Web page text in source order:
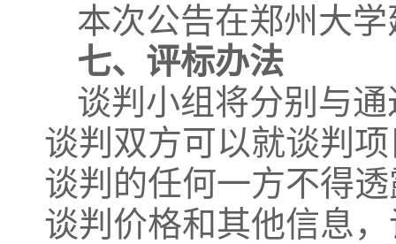
本次公告在郑州大
七、评标办法
谈判小组将分别与
谈判双方可以就谈判
谈判的任何一方不得
谈判价格和其他信息